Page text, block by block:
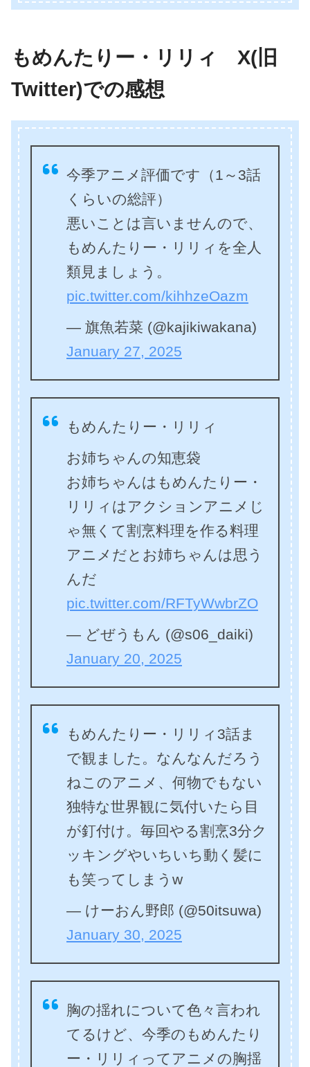
もめんたりー・リリィ X(旧
Twitter)での感想
今季アニメ評価です（1～3話
くらいの総評）
悪いことは言いませんので、
もめんたりー・リリィを全人
類見ましょう。
pic.twitter.com/kihhzeOazm
— 旗魚若菜 (@kajikiwakana)
January 27, 2025
もめんたりー・リリィ
お姉ちゃんの知恵袋
お姉ちゃんはもめんたりー・
リリィはアクションアニメじ
ゃ無くて割烹料理を作る料理
アニメだとお姉ちゃんは思う
んだ
pic.twitter.com/RFTyWwbrZO
— どぜうもん (@s06_daiki)
January 20, 2025
もめんたりー・リリィ3話ま
で観ました。なんなんだろう
ねこのアニメ、何物でもない
独特な世界観に気付いたら目
が釘付け。毎回やる割烹3分ク
ッキングやいちいち動く髪に
も笑ってしまうw
— けーおん野郎 (@50itsuwa)
January 30, 2025
胸の揺れについて色々言われ
てるけど、今季のもめんたり
ー・リリィってアニメの胸揺